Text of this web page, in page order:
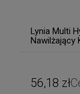
Lynia Multi
Nawilżający
56,18 zł